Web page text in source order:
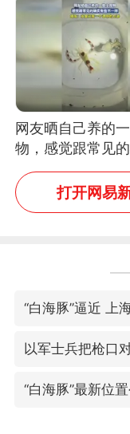
教！
网友晒自己养的
物，感觉跟常见
些不一样
打开网易
“白海豚”最新位